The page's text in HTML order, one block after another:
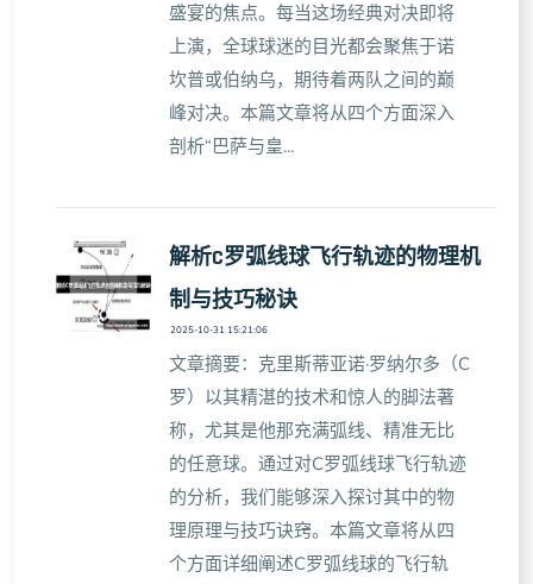
盛宴的焦点。每当这场经典对决即将
上演，全球球迷的目光都会聚焦于诺
坎普或伯纳乌，期待着两队之间的巅
峰对决。本篇文章将从四个方面深入
剖析“巴萨与皇...
解析C罗弧线球飞行轨迹的物理机
制与技巧秘诀
2025-10-31 15:21:06
文章摘要：克里斯蒂亚诺·罗纳尔多（C
罗）以其精湛的技术和惊人的脚法著
称，尤其是他那充满弧线、精准无比
的任意球。通过对C罗弧线球飞行轨迹
的分析，我们能够深入探讨其中的物
理原理与技巧诀窍。本篇文章将从四
个方面详细阐述C罗弧线球的飞行轨